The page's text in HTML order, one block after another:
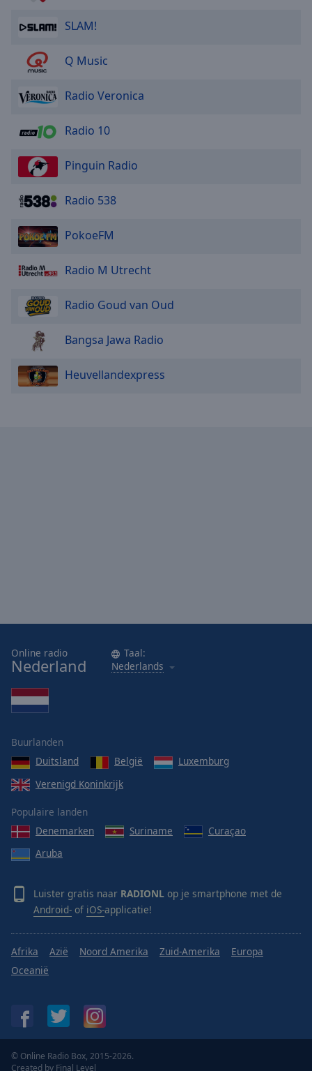
SLAM!
Q Music
Radio Veronica
Radio 10
Pinguin Radio
Radio 538
PokoeFM
Radio M Utrecht
Radio Goud van Oud
Bangsa Jawa Radio
Heuvellandexpress
Online radio
Nederland
Taal:
Nederlands
Buurlanden
Duitsland
België
Luxemburg
Verenigd Koninkrijk
Populaire landen
Denemarken
Suriname
Curaçao
Aruba
Luister gratis naar RADIONL op je smartphone met de
Android- of iOS-applicatie!
Afrika Azië Noord Amerika Zuid-Amerika
Europa
Oceanië
© Online Radio Box, 2015-2026.
Created by Final Level